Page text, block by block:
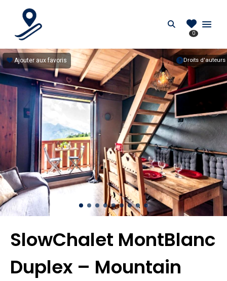
Search
0
Droits d'auteurs
Ajouter aux favoris
SlowChalet MontBlanc
Duplex – Mountain